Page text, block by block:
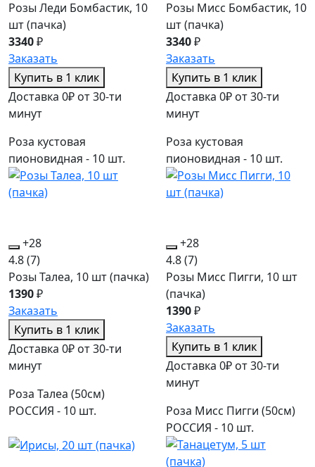
Розы Леди Бомбастик, 10
шт (пачка)
3340₽
Заказать
Купить в 1 клик
Доставка 0₽ от 30-ти
минут
Роза кустовая
пионовидная - 10 шт.
Розы Мисс Бомбастик, 10
шт (пачка)
3340₽
Заказать
Купить в 1 клик
Доставка 0₽ от 30-ти
минут
Роза кустовая
пионовидная - 10 шт.
+28
4.8(7)
Розы Талеа, 10 шт (пачка)
1390₽
Заказать
Купить в 1 клик
Доставка 0₽ от 30-ти
минут
Роза Талеа (50см)
РОССИЯ - 10 шт.
+28
4.8(7)
Розы Мисс Пигги, 10 шт
(пачка)
1390₽
Заказать
Купить в 1 клик
Доставка 0₽ от 30-ти
минут
Роза Мисс Пигги (50см)
РОССИЯ - 10 шт.